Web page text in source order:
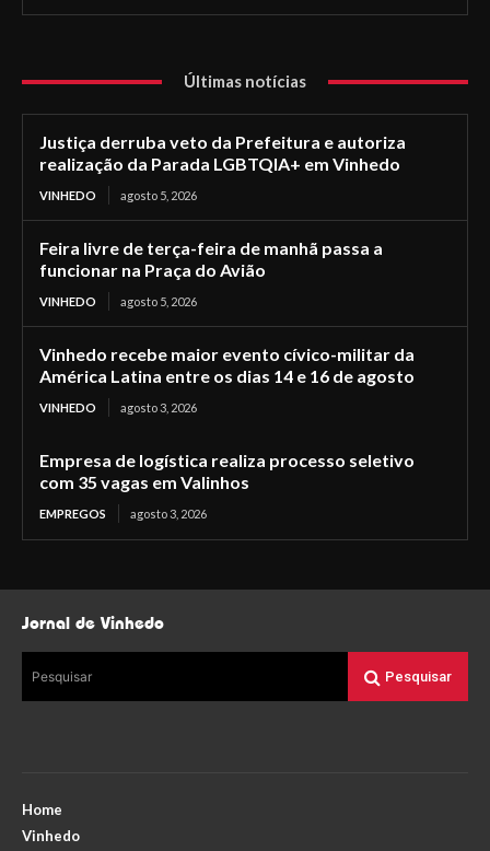
Últimas notícias
Justiça derruba veto da Prefeitura e autoriza
realização da Parada LGBTQIA+ em Vinhedo
VINHEDO agosto 5, 2026
Feira livre de terça-feira de manhã passa a
funcionar na Praça do Avião
VINHEDO agosto 5, 2026
Vinhedo recebe maior evento cívico-militar da
América Latina entre os dias 14 e 16 de agosto
VINHEDO agosto 3, 2026
Empresa de logística realiza processo seletivo
com 35 vagas em Valinhos
EMPREGOS agosto 3, 2026
Jornal de Vinhedo
Pesquisar Pesquisar
Home
Vinhedo